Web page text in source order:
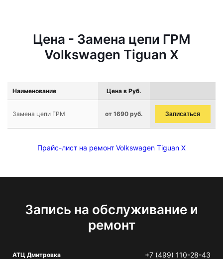
Цена - Замена цепи ГРМ
Volkswagen Tiguan X
Наименование Цена в Руб.
Замена цепи ГРМ от 1690 руб. Записаться
Прайс-лист на ремонт Volkswagen Tiguan X
Запись на обслуживание и
ремонт
АТЦ Дмитровка +7 (499) 110-28-43